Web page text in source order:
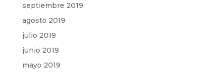
septiembre 2019
agosto 2019
julio 2019
junio 2019
mayo 2019